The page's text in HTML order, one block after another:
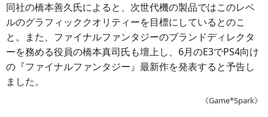
同社の橋本善久氏によると、次世代機の製品ではこのレベ
ルのグラフィッククオリティーを目標にしているとのこ
と。また、ファイナルファンタジーのブランドディレクタ
ーを務める役員の橋本真司氏も壇上し、6月のE3でPS4向け
の『ファイナルファンタジー』最新作を発表すると予告し
ました。
《Game*Spark》